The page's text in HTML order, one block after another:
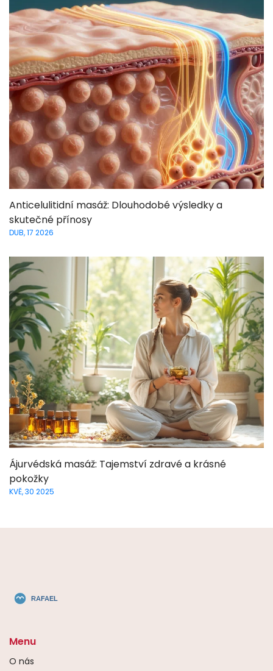
Anticelulitidní masáž: Dlouhodobé výsledky a
skutečné přínosy
DUB, 17 2026
Ájurvédská masáž: Tajemství zdravé a krásné
pokožky
KVĚ, 30 2025
Menu
O nás